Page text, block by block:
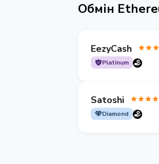
Обмін
EezyCash
Platinum
Satoshi
Diamond